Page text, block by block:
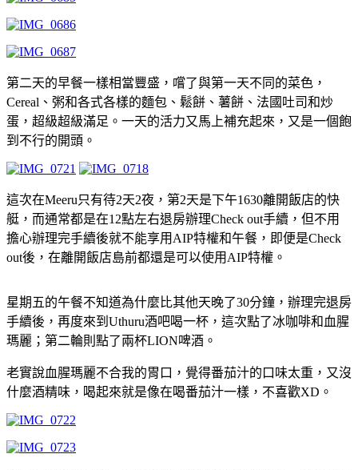
第二天的早餐一樣相當豐盛，嚐了與第一天不同的菜色，
Cereal、粥和各式各樣的麵包、鬆餅、薯餅、法國吐司和炒
蛋，超級超級滿足。一天的活力又馬上補充起來，又是一個飽
到不行的開頭。
這次在Meeru只有待2天2夜，第2天是下午1630離開飯店的快
艇，而通常都是在12點左右退房辦理Check out手續，但不用
擔心辦理完手續後就不能享用AIP特權和午餐，即便是Check
out後，在離開飯店島前都還是可以使用AIP特權。
星期五的午餐不知道為什麼比其他天晚了30分鐘，辦理完退房
手續後，再度來到Uthuru酒吧喝一杯，這次點了冰咖啡和血腥
瑪麗；第二輪則點了兩杯LION啤酒。
老實說血腥瑪麗不合我的胃口，覺得番茄汁的口味太重，又沒
什麼酒精味，喝起來就是像在喝番茄汁一樣，不喜歡XD。